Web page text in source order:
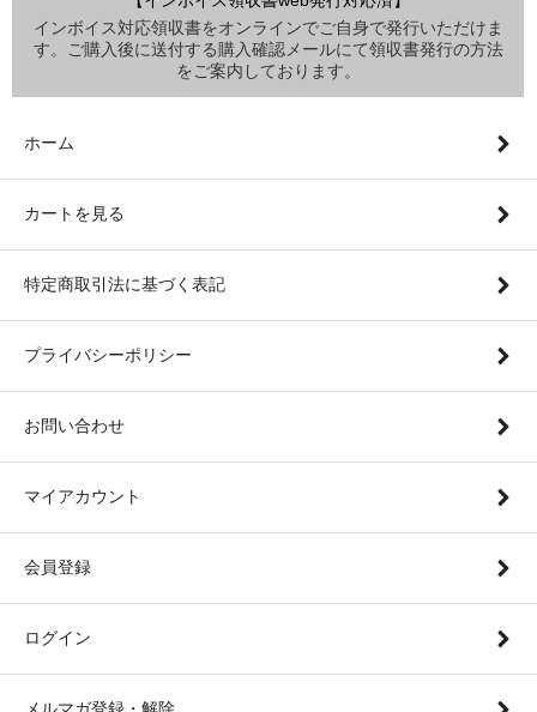
インボイス対応領収書をオンラインでご自身で発行いただけま
す。ご購入後に送付する購入確認メールにて領収書発行の方法
をご案内しております。
ホーム
カートを見る
特定商取引法に基づく表記
プライバシーポリシー
お問い合わせ
マイアカウント
会員登録
ログイン
メルマガ登録・解除